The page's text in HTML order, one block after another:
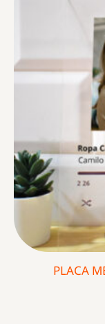
PLACA